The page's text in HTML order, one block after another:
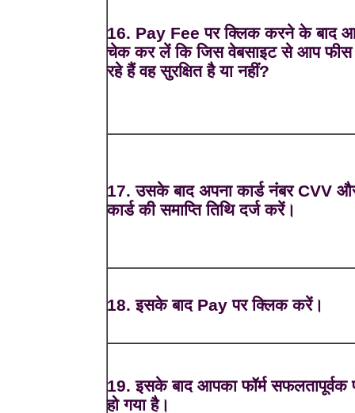
16. Pay Fee पर क्लिक करने के बाद
चेक कर लें कि जिस वेबसाइट से आप फीस
रहे हैं वह सुरक्षित है या नहीं?
17. उसके बाद अपना कार्ड नंबर CVV
कार्ड की समाप्ति तिथि दर्ज करें।
18. इसके बाद Pay पर क्लिक करें।
19. इसके बाद आपका फॉर्म सफलतापूर्वक
हो गया है।